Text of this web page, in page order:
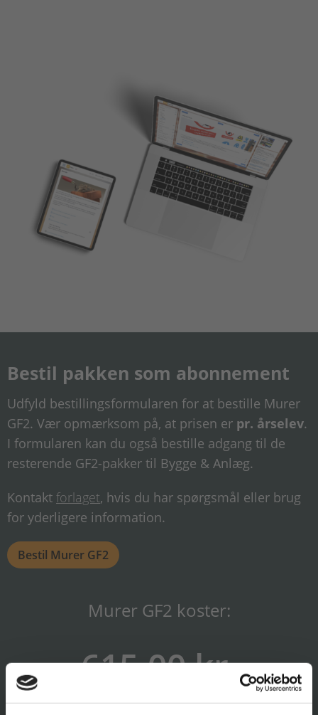
Bestil pakken som abonnement
Udfyld bestillingsformularen for at bestille Murer
GF2. Vær opmærksom på, at prisen er pr. årselev.
I formularen kan du også bestille adgang til de
resterende GF2-pakker til Bygge & Anlæg.
Kontakt forlaget, hvis du har spørgsmål eller brug
for yderligere information.
Bestil Murer GF2
Murer GF2 koster:
615,00 kr.